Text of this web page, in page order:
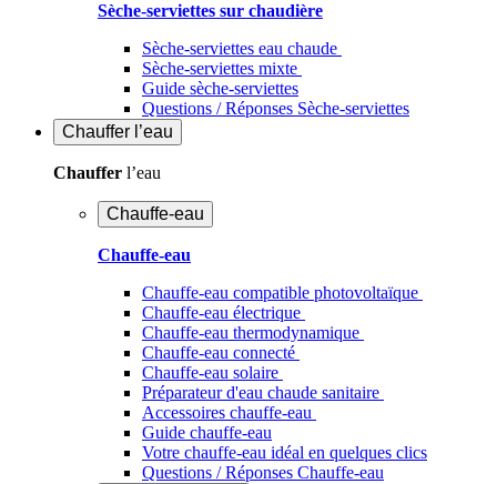
Sèche-serviettes sur chaudière
Sèche-serviettes eau chaude
Sèche-serviettes mixte
Guide sèche-serviettes
Questions / Réponses Sèche-serviettes
Chauffer l’eau
Chauffer l’eau
Chauffe-eau
Chauffe-eau
Chauffe-eau compatible photovoltaïque
Chauffe-eau électrique
Chauffe-eau thermodynamique
Chauffe-eau connecté
Chauffe-eau solaire
Préparateur d'eau chaude sanitaire
Accessoires chauffe-eau
Guide chauffe-eau
Votre chauffe-eau idéal en quelques clics
Questions / Réponses Chauffe-eau